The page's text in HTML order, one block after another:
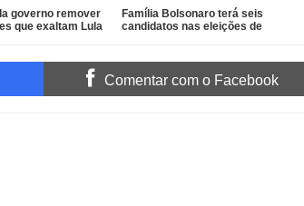
governo remover
que exaltam Lula
Família Bolsonaro terá seis
candidatos nas eleições de
Comentar com o Facebook